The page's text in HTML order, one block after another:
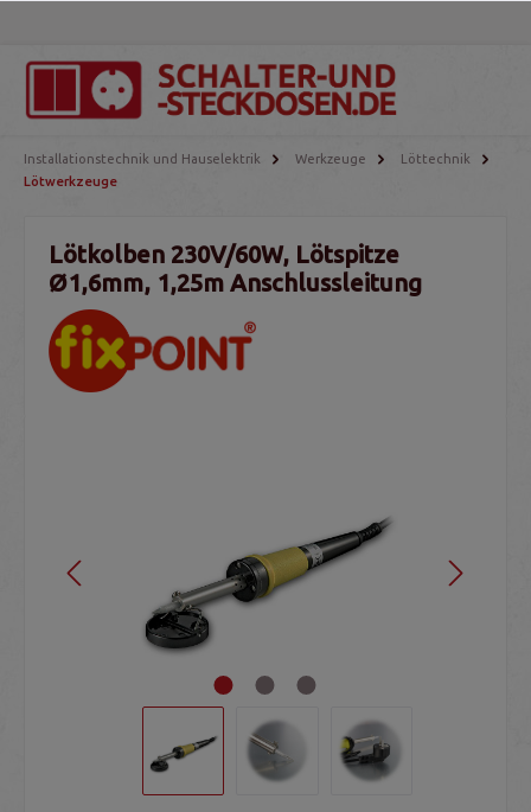
Installationstechnik und Hauselektrik Werkzeuge
Löttechnik
Lötwerkzeuge
Lötkolben 230V/60W, Lötspitze
Ø1,6mm, 1,25m Anschlussleitung